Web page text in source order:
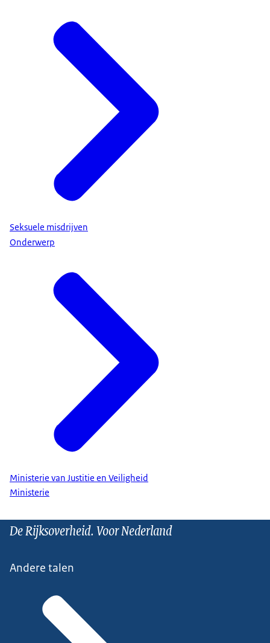
Seksuele misdrijven
Onderwerp
Ministerie van Justitie en Veiligheid
Ministerie
De Rijksoverheid. Voor Nederland
Andere talen